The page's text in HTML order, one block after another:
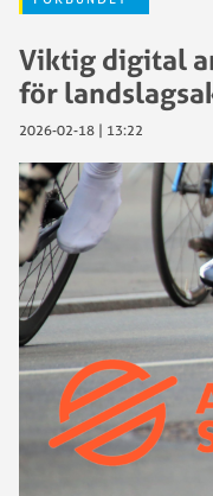
Viktig digital
för
2026-02-18 | 13:22